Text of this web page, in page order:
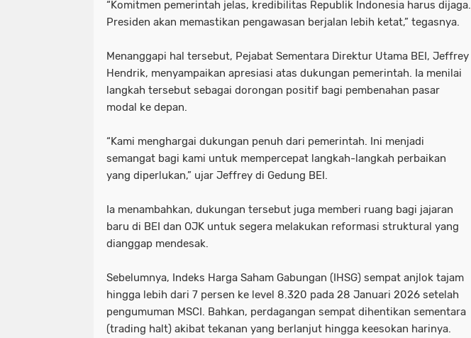
“Komitmen pemerintah jelas, kredibilitas Republik Indonesia harus dijaga.
Presiden akan memastikan pengawasan berjalan lebih ketat,” tegasnya.
Menanggapi hal tersebut, Pejabat Sementara Direktur Utama BEI, Jeffrey
Hendrik, menyampaikan apresiasi atas dukungan pemerintah. Ia menilai
langkah tersebut sebagai dorongan positif bagi pembenahan pasar
modal ke depan.
“Kami menghargai dukungan penuh dari pemerintah. Ini menjadi
semangat bagi kami untuk mempercepat langkah-langkah perbaikan
yang diperlukan,” ujar Jeffrey di Gedung BEI.
Ia menambahkan, dukungan tersebut juga memberi ruang bagi jajaran
baru di BEI dan OJK untuk segera melakukan reformasi struktural yang
dianggap mendesak.
Sebelumnya, Indeks Harga Saham Gabungan (IHSG) sempat anjlok tajam
hingga lebih dari 7 persen ke level 8.320 pada 28 Januari 2026 setelah
pengumuman MSCI. Bahkan, perdagangan sempat dihentikan sementara
(trading halt) akibat tekanan yang berlanjut hingga keesokan harinya.